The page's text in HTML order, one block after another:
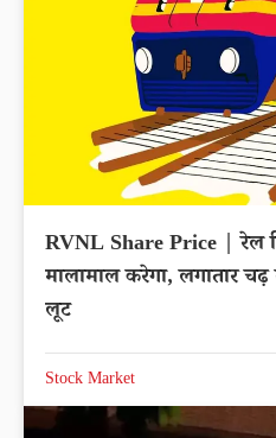
RVNL Share Price | रेल
मालामाल करेगा, लगातार
लूट
Stock Market